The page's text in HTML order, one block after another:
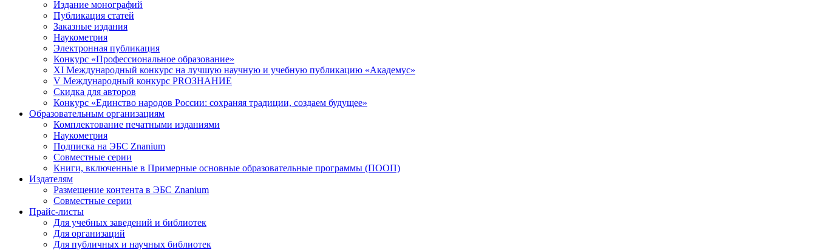
Издание монографий
Публикация статей
Заказные издания
Наукометрия
Электронная публикация
Конкурс «Профессиональное образование»
XI Международный конкурс на лучшую научную и учебную публикацию «Академус»
V Международный конкурс PROЗНАНИЕ
Скидка для авторов
Конкурс «Единство народов России: сохраняя традиции, создаем будущее»
Образовательным организациям
Комплектование печатными изданиями
Наукометрия
Подписка на ЭБС Znanium
Совместные серии
Книги, включенные в Примерные основные образовательные программы (ПООП)
Издателям
Размещение контента в ЭБС Znanium
Совместные серии
Прайс-листы
Для учебных заведений и библиотек
Для организаций
Для публичных и научных библиотек